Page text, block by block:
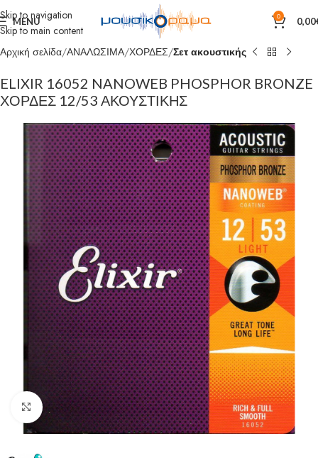
Skip to navigation
Skip to main content
MENU 0 0,00
Αρχική σελίδα ΑΝΑΛΩΣΙΜΑ ΧΟΡΔΕΣ Σετ ακουστικής
ELIXIR 16052 NANOWEB PHOSPHOR BRONZE
ΧΟΡΔΕΣ 12/53 ΑΚΟΥΣΤΙΚΗΣ
Click to enlarge